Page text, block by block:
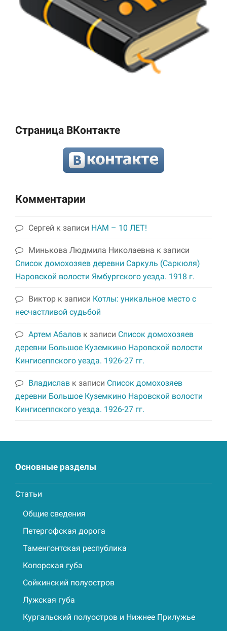
Страница ВКонтакте
Комментарии
Сергей к записи НАМ – 10 ЛЕТ!
Минькова Людмила Николаевна к записи
Список домохозяев деревни Саркуль (Саркюля)
Наровской волости Ямбургского уезда. 1918 г.
Виктор к записи Котлы: уникальное место с
несчастливой судьбой
Артем Абалов к записи Список домохозяев
деревни Большое Куземкино Наровской волости
Кингисеппского уезда. 1926-27 гг.
Владислав к записи Список домохозяев
деревни Большое Куземкино Наровской волости
Кингисеппского уезда. 1926-27 гг.
Основные разделы
Статьи
Общие сведения
Петергофская дорога
Таменгонтская республика
Копорская губа
Сойкинский полуостров
Лужская губа
Кургальский полуостров и Нижнее Прилужье